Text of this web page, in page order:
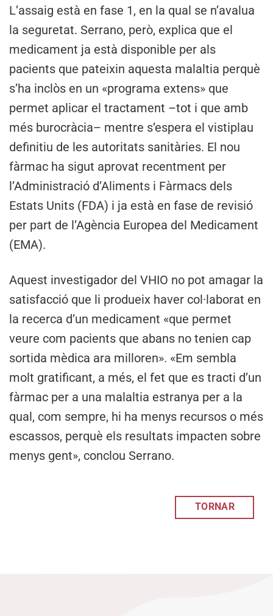
L’assaig està en fase 1, en la qual se n’avalua
la seguretat. Serrano, però, explica que el
medicament ja està disponible per als
pacients que pateixin aquesta malaltia perquè
s’ha inclòs en un «programa extens» que
permet aplicar el tractament –tot i que amb
més burocràcia– mentre s’espera el vistiplau
definitiu de les autoritats sanitàries. El nou
fàrmac ha sigut aprovat recentment per
l’Administració d’Aliments i Fàrmacs dels
Estats Units (FDA) i ja està en fase de revisió
per part de l’Agència Europea del Medicament
(EMA).
Aquest investigador del VHIO no pot amagar la
satisfacció que li produeix haver col·laborat en
la recerca d’un medicament «que permet
veure com pacients que abans no tenien cap
sortida mèdica ara milloren». «Em sembla
molt gratificant, a més, el fet que es tracti d’un
fàrmac per a una malaltia estranya per a la
qual, com sempre, hi ha menys recursos o més
escassos, perquè els resultats impacten sobre
menys gent», conclou Serrano.
TORNAR